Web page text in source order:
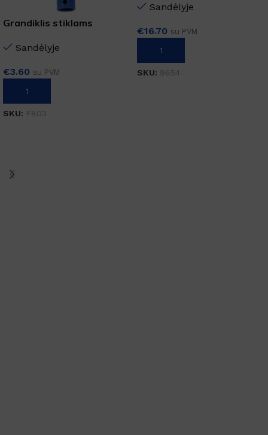
Grandiklis stiklams
Sandėlyje
€3.60 su PVM
Į KREPŠELĮ
SKU: F803
Sandėlyje
€16.70 su PVM
Į KREPŠELĮ
SKU: 9654